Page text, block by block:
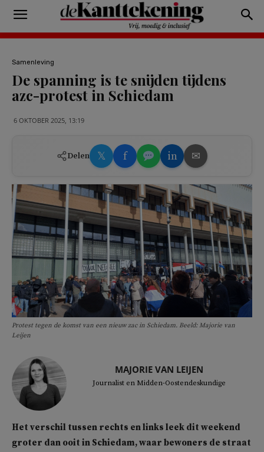
Samenleving
De spanning is te snijden tijdens
azc-protest in Schiedam
6 OKTOBER 2025, 13:19
Delen 𝕏 f in ✉
Protest tegen de komst van een nieuw zac in Schiedam. Beeld: Majorie van
Leijen
MAJORIE VAN LEIJEN
Journalist en Midden-Oostendeskundige
Het verschil tussen rechts en links leek dit weekend
groter dan ooit in Schiedam, waar bewoners de straat